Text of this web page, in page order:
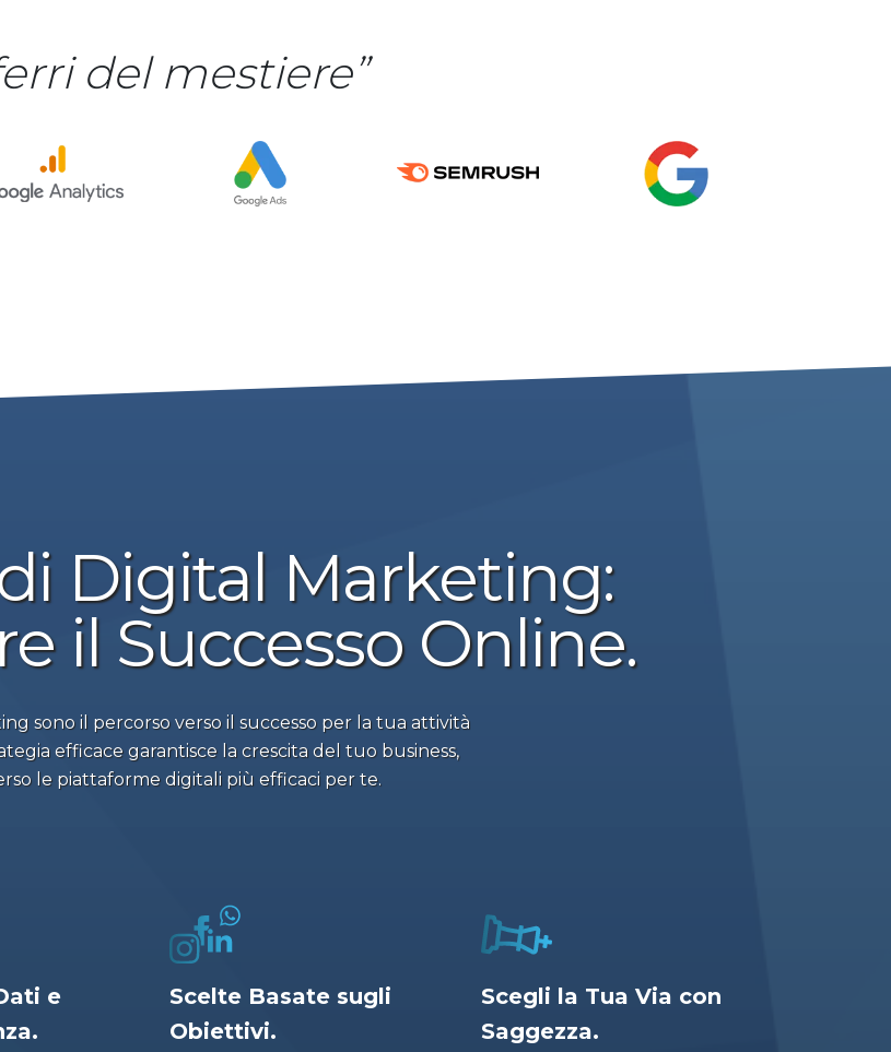
del mestiere”
Digital Marketing:
il Successo Online.
sono il percorso verso il successo per la tua attività
efficace garantisce la crescita del tuo business,
le piattaforme digitali più efficaci per te.
e
Scelte Basate sugli
Obiettivi.
Scegli la Tua Via con
Saggezza.